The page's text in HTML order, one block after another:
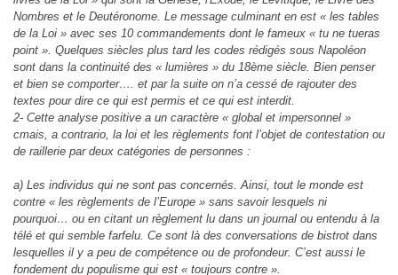
Nombres et le Deutéronome. Le message culminant en est « les tables
de la Loi » avec ses 10 commandements dont le fameux « tu ne tueras
point ». Quelques siècles plus tard les codes rédigés sous Napoléon
sont dans la continuité des « lumières » du 18ème siècle. Bien penser
et bien se comporter…. et par la suite on n’a cessé de rajouter des
textes pour dire ce qui est permis et ce qui est interdit.
2- Cette analyse positive a un caractère « global et impersonnel »
cmais, a contrario, la loi et les règlements font l’objet de contestation ou
de raillerie par deux catégories de personnes :
a) Les individus qui ne sont pas concernés. Ainsi, tout le monde est
contre « les règlements de l’Europe » sans savoir lesquels ni
pourquoi… ou en citant un règlement lu dans un journal ou entendu à la
télé et qui semble farfelu. Ce sont là des conversations de bistrot dans
lesquelles il y a peu de compétence ou de profondeur. C’est aussi le
fondement du populisme qui est « toujours contre ».